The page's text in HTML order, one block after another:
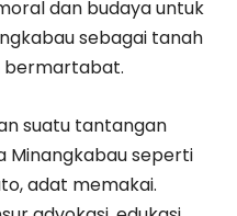
dan budaya untuk
sebagai tanah
bermartabat.
suatu tantangan
Minangkabau seperti
adat memakai.